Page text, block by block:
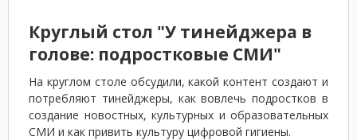
Круглый стол "У тинейджера в
голове: подростковые СМИ"
На круглом столе обсудили, какой контент создают и
потребляют тинейджеры, как вовлечь подростков в
создание новостных, культурных и образовательных
СМИ и как привить культуру цифровой гигиены.